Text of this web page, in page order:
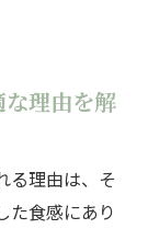
理由を解
る理由は、そ
た食感にあり